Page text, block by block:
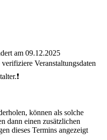
am 09.12.2025
Veranstaltungsdaten
können als solche
dann einen zusätzlichen
dieses Termins angezeigt